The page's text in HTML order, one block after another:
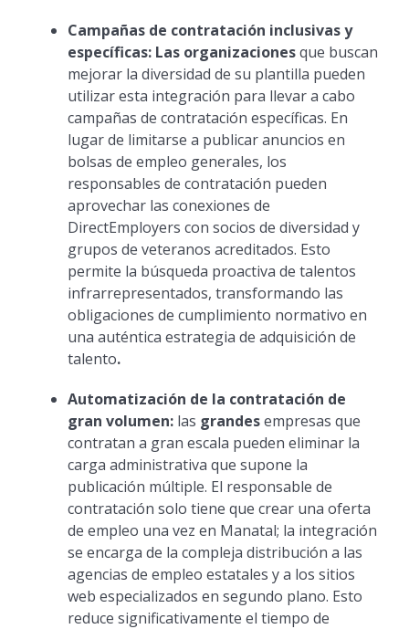
Campañas de contratación inclusivas y
específicas: Las organizacionesque buscan
mejorar la diversidad de su plantilla pueden
utilizar esta integración para llevar a cabo
campañas de contratación específicas. En
lugar de limitarse a publicar anuncios en
bolsas de empleo generales, los
responsables de contratación pueden
aprovechar las conexiones de
DirectEmployers con socios de diversidad y
grupos de veteranos acreditados. Esto
permite la búsqueda proactiva de talentos
infrarrepresentados, transformando las
obligaciones de cumplimiento normativo en
una auténtica estrategia de adquisición de
talento.‍
Automatización de la contratación de
gran volumen: las grandesempresas que
contratan a gran escala pueden eliminar la
carga administrativa que supone la
publicación múltiple. El responsable de
contratación solo tiene que crear una oferta
de empleo una vez en Manatal; la integración
se encarga de la compleja distribución a las
agencias de empleo estatales y a los sitios
web especializados en segundo plano. Esto
reduce significativamente el tiempo de